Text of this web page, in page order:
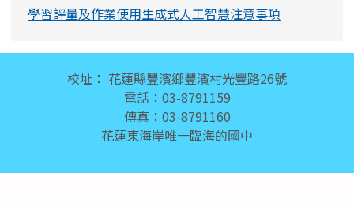
學習評量及作業使用生成式人工智慧注意事項
頁尾區域內容
校址： 花蓮縣豐濱鄉豐濱村光豐路26號
電話：03-8791159
傳真：03-8791160
花蓮東海岸唯一臨海的國中